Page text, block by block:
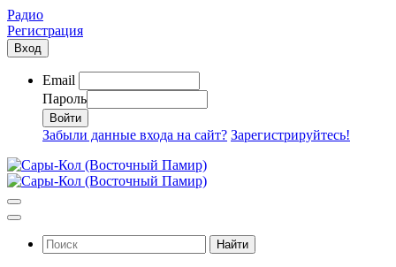
Радио
Регистрация
Вход
Email
Пароль
Забыли данные входа на сайт? Зарегистрируйтесь!
Найти